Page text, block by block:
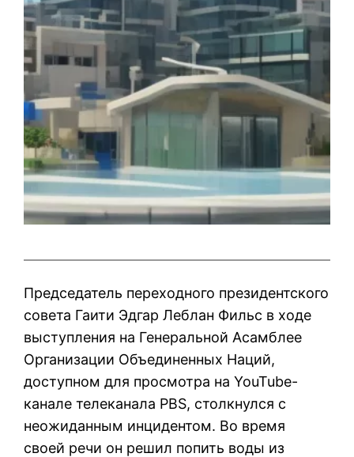
Председатель переходного президентского
совета Гаити Эдгар Леблан Фильс в ходе
выступления на Генеральной Асамблее
Организации Объединенных Наций,
доступном для просмотра на YouTube-
канале телеканала PBS, столкнулся с
неожиданным инцидентом. Во время
своей речи он решил попить воды из